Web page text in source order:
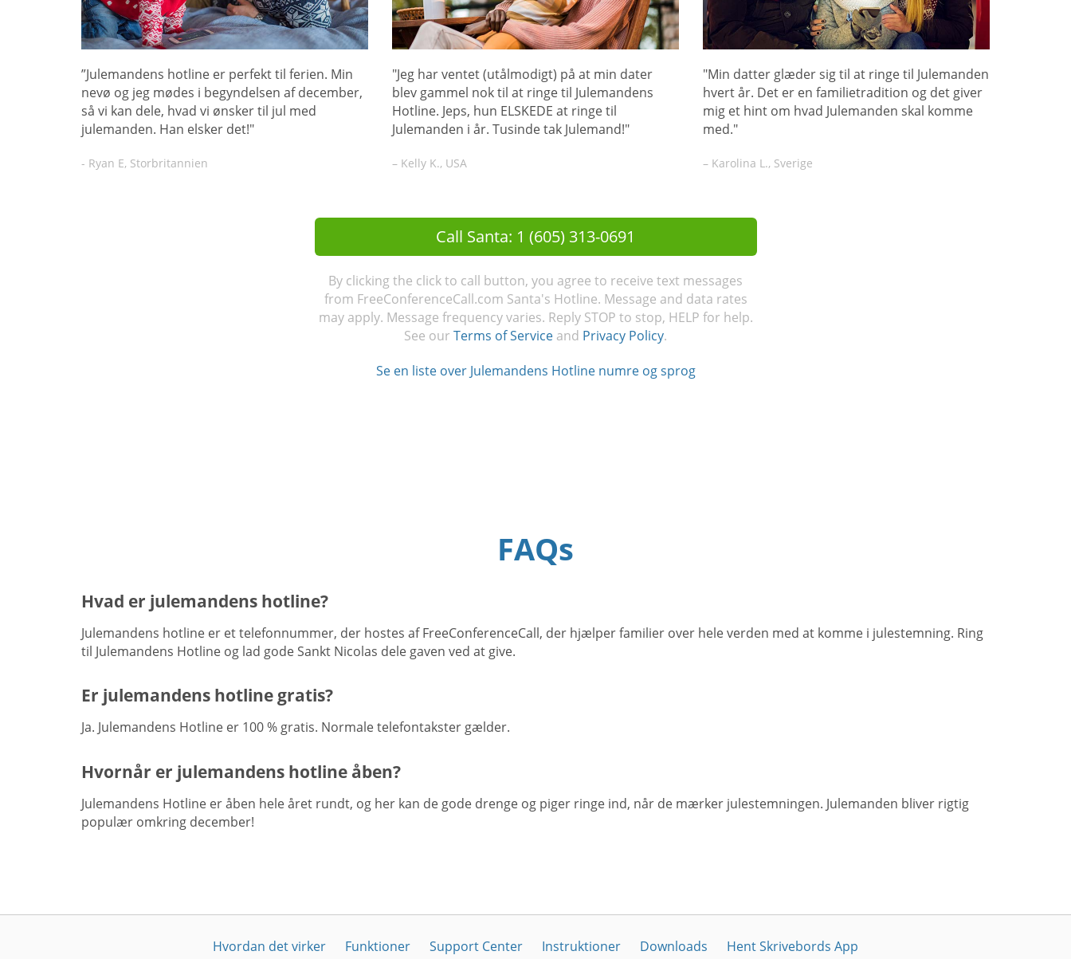
”Julemandens hotline er perfekt til ferien. Min
nevø og jeg mødes i begyndelsen af december,
så vi kan dele, hvad vi ønsker til jul med
julemanden. Han elsker det!"
- Ryan E, Storbritannien
"Jeg har ventet (utålmodigt) på at min dater
blev gammel nok til at ringe til Julemandens
Hotline. Jeps, hun ELSKEDE at ringe til
Julemanden i år. Tusinde tak Julemand!"
– Kelly K., USA
"Min datter glæder sig til at ringe til Julemanden
hvert år. Det er en familietradition og det giver
mig et hint om hvad Julemanden skal komme
med."
– Karolina L., Sverige
Call Santa: 1 (605) 313-0691
By clicking the click to call button, you agree to receive text messages
from FreeConferenceCall.com Santa's Hotline. Message and data rates
may apply. Message frequency varies. Reply STOP to stop, HELP for help.
See our Terms of Service and Privacy Policy.
Se en liste over Julemandens Hotline numre og sprog
FAQs
Hvad er julemandens hotline?
Julemandens hotline er et telefonnummer, der hostes af FreeConferenceCall, der hjælper familier over hele verden med at komme i julestemning. Ring
til Julemandens Hotline og lad gode Sankt Nicolas dele gaven ved at give.
Er julemandens hotline gratis?
Ja. Julemandens Hotline er 100 % gratis. Normale telefontakster gælder.
Hvornår er julemandens hotline åben?
Julemandens Hotline er åben hele året rundt, og her kan de gode drenge og piger ringe ind, når de mærker julestemningen. Julemanden bliver rigtig
populær omkring december!
Hvordan det virker Funktioner Support Center Instruktioner Downloads Hent Skrivebords App